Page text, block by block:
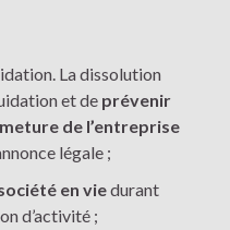
La dissolution
et de prévenir
de l’entreprise
légale ;
en viedurant
d’activité ;